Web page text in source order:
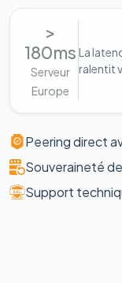
>
180ms
Serveur
Europe
La
ralentit
Peering direct
Souveraineté
Support